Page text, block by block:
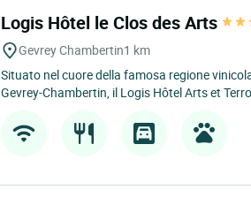
Logis Hôtel le Clos des Arts
Gevrey Chambertin1 km
Situato nel cuore della famosa regione
Gevrey-Chambertin, il Logis Hôtel Arts et